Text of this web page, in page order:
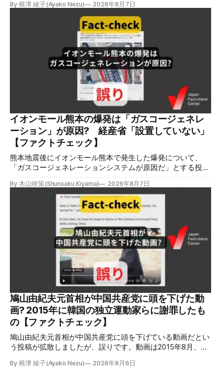
LPガスに着火した可能性に言及していますが、現時点で未解
明です。イオンは8月5日、外部専門家らによる事故調査委員
会を設置すると発表しました。 検証対象 拡散した言説 2026
年8月2日、イオンモール熊本の爆発がテロによるものだと主
張する投稿がＸで拡散した。 検証する理由 8月5日現在、投
稿は600回以上リポストされ、表示は19万件を超える。 同様
の情報の拡散量を調べるため、「熊本」「イオンモール」
「爆発」「テロ」など複数のキーワードを組み合わせてソー
シャル分析ツールMeltwaterで調べると、総投稿数は8月5日
までに約9900件あった(例1,2,3)。拡散のほとんどはXだ。 こ
れらの投稿は根拠を示していないが、「ガス爆発には見えな
いね」「これは 熊本を略奪する為のテロですよ」など、投
稿を真に受けたり、同調する反応が多い。「デマまたは不確
定な情報を流すな」や「陰謀論だよ」などの指摘
By 根津 綾子(Ayako Nezu) 2026年8月7日
イオンモール熊本の爆発は「ガスコージェネレ
ーション」が原因? 経産省「設置していない」
【ファクトチェック】
熊本地震後にイオンモール熊本で発生した爆発について、
「ガスコージェネレーションシステムが原因だ」とする投稿
ジェネレーションやガス発電機は設置していないことを確認
している」と発表し、LPガスが原因だった可能性が高いと説
明しています。またイオンは5日、事故原因を調べる事故調
査委員会を設置すると発表しました。 検証対象 拡散した投
ガスを燃料としてガスエンジンやガスタービンで発電し、排
熱を冷暖房などに利用する「ガスコージェネレーション」が
原因だとする投稿が拡散した（例1、例2）。 検証する理由
ソーシャルリスニングツールMeltwaterで調べると、これら
の投稿の表示回数は少なくとも合計194万回を超えている。
爆発の原因をめぐって、さまざまな根拠不明の情報が飛び交
っているため検証する。 検証過程 イオンモール熊本の爆発
2026年7月28日午後16時27分ごろ、熊本県で震度7の地震が
発生した。午後6時ごろ、嘉島町のショッピングセンター
「イ
By 木山竣策(Shunsaku Kiyama) 2026年8月7日
鳩山由紀夫元首相が中国共産党に頭を下げた動
画? 2015年に韓国の独立運動家らに謝罪したも
の【ファクトチェック】
鳩山由紀夫元首相が中国共産党に頭を下げている動画だとい
う投稿が拡散しましたが、誤りです。動画は2015年8月、鳩
立運動家らに謝罪した映像です。中国共産党に対して頭を下
By 根津 綾子(Ayako Nezu) 2026年8月6日